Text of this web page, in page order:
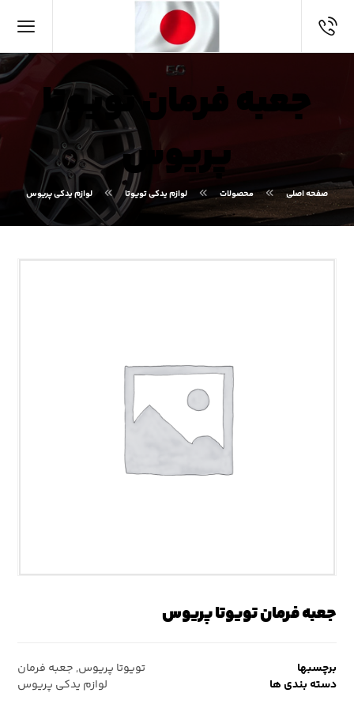
جعبه فرمان تویوتا
پریوس
صفحه اصلی محصولات لوازم یدکی تویوتا لوازم یدکی پریوس
جعبه فرمان تویوتا پریوس
برچسبها تویوتا پریوس, جعبه فرمان
دسته بندی ها
لوازم یدکی پریوس